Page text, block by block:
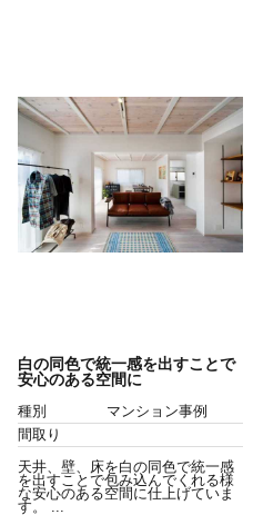
白の同色で統一感を出すことで
安心のある空間に
種別
マンション事例
間取り
天井、壁、床を白の同色で統一感
を出すことで包み込んでくれる様
な安心のある空間に仕上げていま
す。 ...